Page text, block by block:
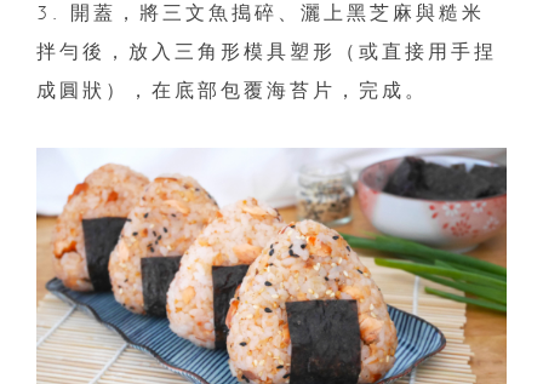
3. 開蓋，將三文魚搗碎、灑上黑芝麻與糙米
拌勻後，放入三角形模具塑形（或直接用手捏
成圓狀），在底部包覆海苔片，完成。